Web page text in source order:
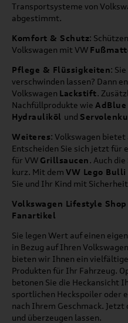
Transportsysteme von
abgestimmt.
Komfort & Schutz:
Volkswagen mit VW
Pflege & Flüssigkeiten:
verschwinden lassen? Dann
Volkswagen Lackstift.
Nachfüllprodukte wie
Hydrauliköl und
Weiteres: Volkswagen bietet
Entscheiden Sie sich jetzt für
für VW Grillsaucen. Auch
kurz. Mit dem VW Lego Bulli
Sie und Ihr Kind mit
Volkswagen Lifestyle
Fanartikel
Sie legen Wert auf einen
in Bezug auf Ihren
bieten wir Ihnen ein
Produkten für Ihr Fahrzeug.
betonen Sie die Heckansicht
sportlichen Heckspoiler oder
nach Ihrem Geschmack. Jetzt
und überzeugen lassen.